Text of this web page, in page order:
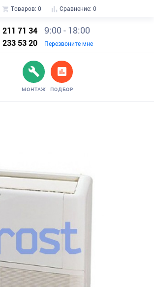
Товаров: 0 Сравнение: 0
211 71 34
233 53 20
9:00 - 18:00
Перезвоните мне
МОНТАЖ ПОДБОР